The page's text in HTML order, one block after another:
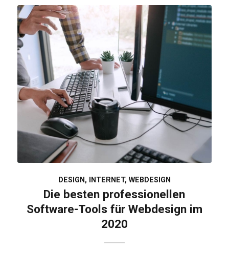
DESIGN , INTERNET, WEBDESIGN
Die besten professionellen
Software-Tools für Webdesign im
2020